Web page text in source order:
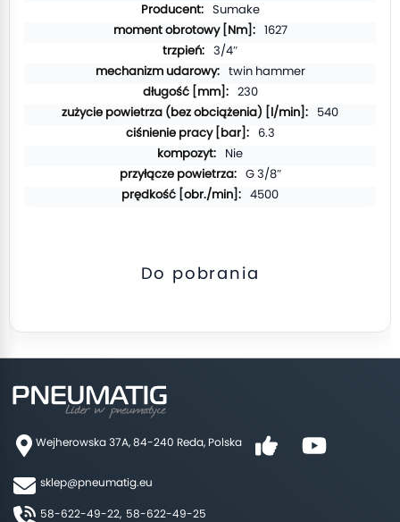
Sumake
1627
3/4″
twin hammer
230
540
6.3
Nie
G 3/8″
4500
Do pobrania
Wejherowska 37A, 84-240 Reda, Polska
sklep@pneumatig.eu
58-622-49-22, 58-622-49-25